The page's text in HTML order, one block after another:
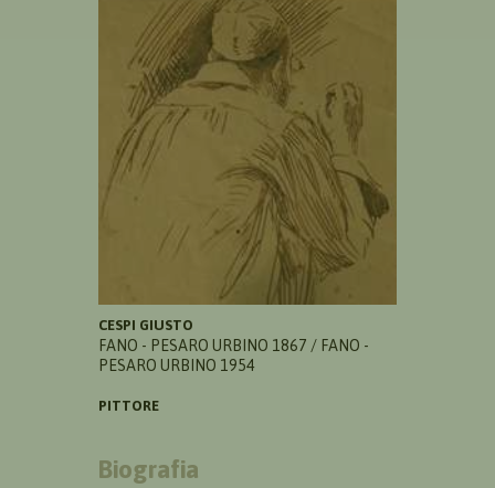
CESPI GIUSTO
FANO - PESARO URBINO 1867 / FANO -
PESARO URBINO 1954
PITTORE
Biografia